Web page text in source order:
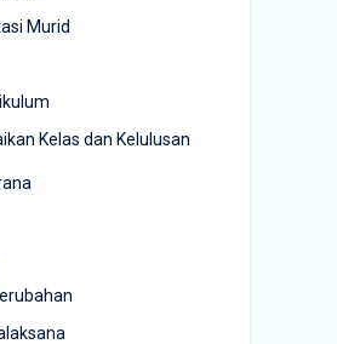
Murid
Kelas dan Kelulusan